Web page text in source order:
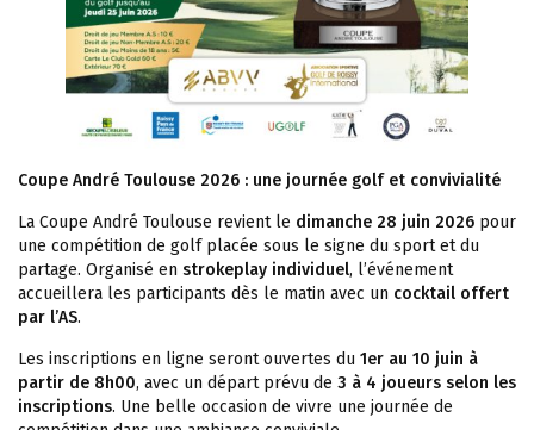
Coupe André Toulouse 2026 : une journée golf et convivialité
La Coupe André Toulouse revient le dimanche 28 juin 2026 pour
une compétition de golf placée sous le signe du sport et du
partage. Organisé en strokeplay individuel, l’événement
accueillera les participants dès le matin avec un cocktail offert
par l’AS.
Les inscriptions en ligne seront ouvertes du 1er au 10 juin à
partir de 8h00, avec un départ prévu de 3 à 4 joueurs selon les
inscriptions. Une belle occasion de vivre une journée de